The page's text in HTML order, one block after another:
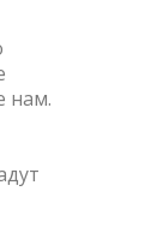
нам.